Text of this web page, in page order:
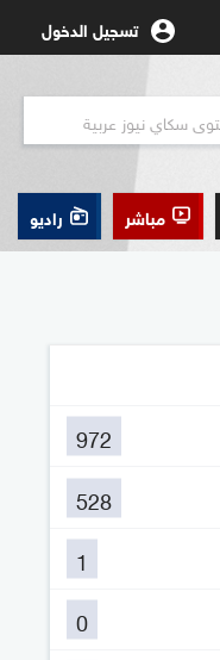
تسجيل الدخول
مباشر راديو
972
528
1
0